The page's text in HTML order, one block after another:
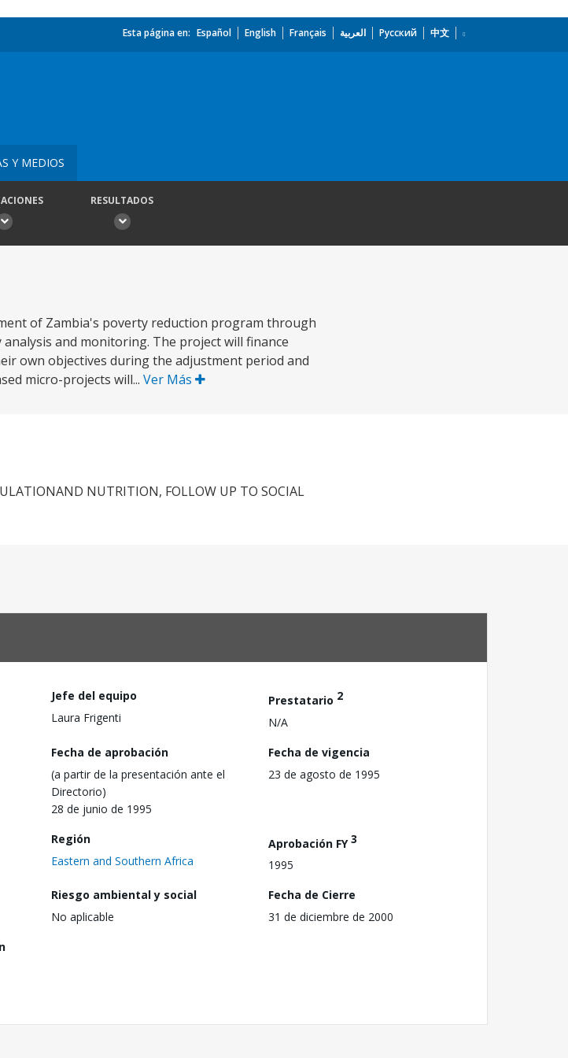
Esta página en: Español English Français العربية Русский 中文
Y MEDIOS
RESULTADOS
of Zambia's poverty reduction program through
and monitoring. The project will finance
own objectives during the adjustment period and
micro-projects will... Ver Más
NUTRITION, FOLLOW UP TO SOCIAL
Jefe del equipo
Laura Frigenti
Prestatario 2
N/A
Fecha de aprobación
(a partir de la presentación ante el
Directorio)
28 de junio de 1995
Fecha de vigencia
23 de agosto de 1995
Región
Eastern and Southern Africa
Aprobación FY3
1995
Riesgo ambiental y social
No aplicable
Fecha de Cierre
31 de diciembre de 2000